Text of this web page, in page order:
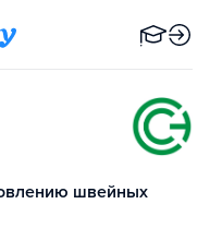
швейных